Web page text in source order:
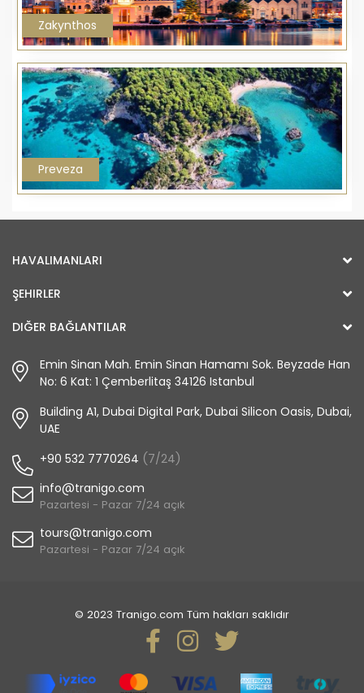
Zakynthos
Preveza
HAVALIMANLARI
ŞEHIRLER
DIĞER BAĞLANTILAR
Emin Sinan Mah. Emin Sinan Hamamı Sok. Beyzade Han
No: 6 Kat: 1 Çemberlitaş 34126 Istanbul
Building A1, Dubai Digital Park, Dubai Silicon Oasis, Dubai,
UAE
+90 532 7770264 (7/24)
info@tranigo.com
Pazartesi - Pazar 7/24 açık
tours@tranigo.com
Pazartesi - Pazar 7/24 açık
© 2023 Tranigo.com Tüm hakları saklıdır